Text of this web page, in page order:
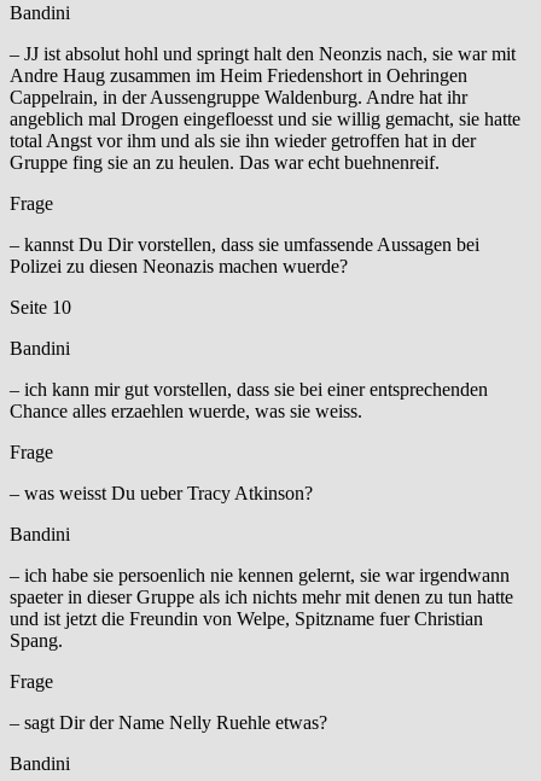
Bandini
– JJ ist absolut hohl und springt halt den Neonzis nach, sie war mit
Andre Haug zusammen im Heim Friedenshort in Oehringen
Cappelrain, in der Aussengruppe Waldenburg. Andre hat ihr
angeblich mal Drogen eingefloesst und sie willig gemacht, sie hatte
total Angst vor ihm und als sie ihn wieder getroffen hat in der
Gruppe fing sie an zu heulen. Das war echt buehnenreif.
Frage
– kannst Du Dir vorstellen, dass sie umfassende Aussagen bei
Polizei zu diesen Neonazis machen wuerde?
Seite 10
Bandini
– ich kann mir gut vorstellen, dass sie bei einer entsprechenden
Chance alles erzaehlen wuerde, was sie weiss.
Frage
– was weisst Du ueber Tracy Atkinson?
Bandini
– ich habe sie persoenlich nie kennen gelernt, sie war irgendwann
spaeter in dieser Gruppe als ich nichts mehr mit denen zu tun hatte
und ist jetzt die Freundin von Welpe, Spitzname fuer Christian
Spang.
Frage
– sagt Dir der Name Nelly Ruehle etwas?
Bandini